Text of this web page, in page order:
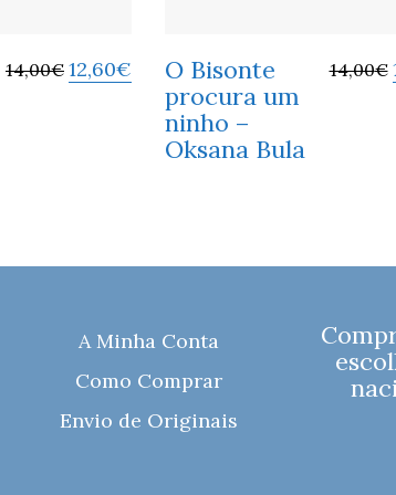
14,00€ 12,60€
O Bisonte
procura um
ninho –
Oksana Bula
14,00€
A Minha Conta
Como Comprar
Envio de Originais